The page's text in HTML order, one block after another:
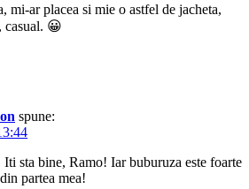
mi-ar placea si mie o astfel de jacheta,
casual. 😀
spune:
sta bine, Ramo! Iar buburuza este foarte
partea mea!